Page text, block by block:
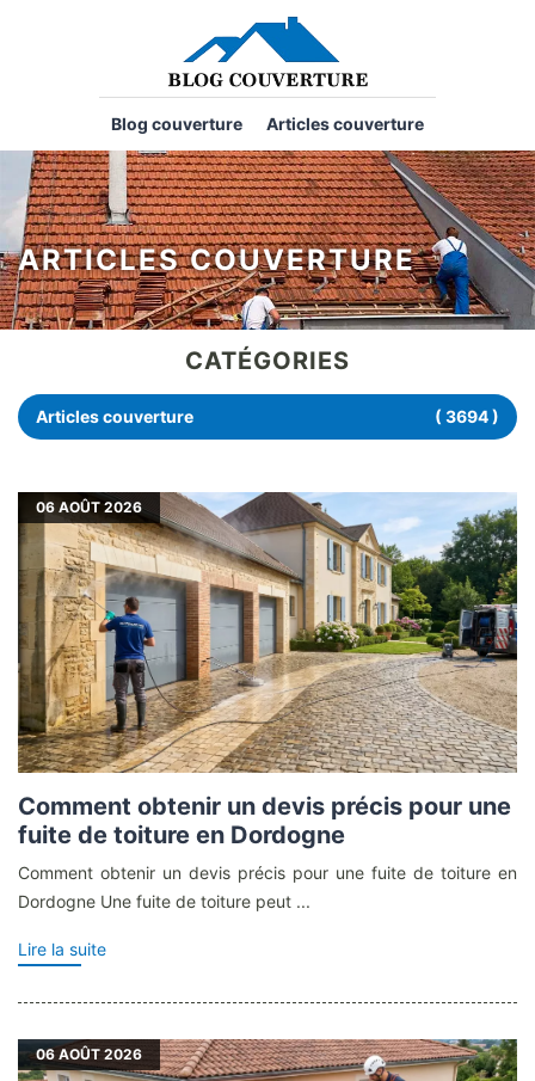
Blog couverture Articles couverture
ARTICLES COUVERTURE
CATÉGORIES
Articles couverture ( 3694 )
06 AOÛT 2026
Comment obtenir un devis précis pour une
fuite de toiture en Dordogne
Comment obtenir un devis précis pour une fuite de toiture en
Dordogne Une fuite de toiture peut ...
Lire la suite
06 AOÛT 2026